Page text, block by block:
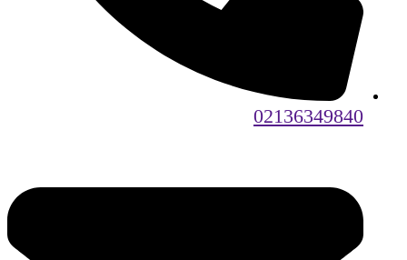
02136349840